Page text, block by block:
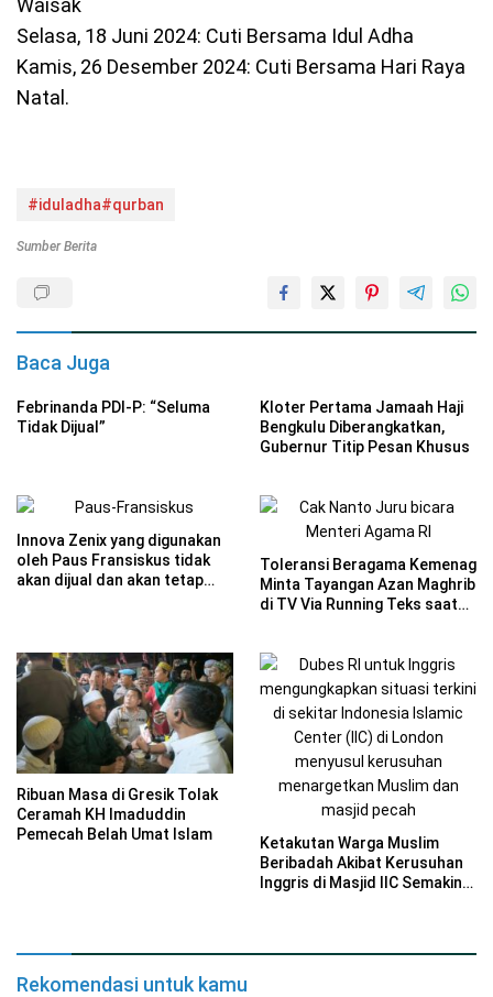
Waisak
Selasa, 18 Juni 2024: Cuti Bersama Idul Adha
Kamis, 26 Desember 2024: Cuti Bersama Hari Raya
Natal.
#iduladha#qurban
Sumber Berita
Baca Juga
Febrinanda PDI-P: “Seluma
Tidak Dijual”
Kloter Pertama Jamaah Haji
Bengkulu Diberangkatkan,
Gubernur Titip Pesan Khusus
Innova Zenix yang digunakan
oleh Paus Fransiskus tidak
akan dijual dan akan tetap
Toleransi Beragama Kemenag
Minta Tayangan Azan Maghrib
di TV Via Running Teks saat
Ribuan Masa di Gresik Tolak
Ceramah KH Imaduddin
Pemecah Belah Umat Islam
Ketakutan Warga Muslim
Beribadah Akibat Kerusuhan
Inggris di Masjid IIC Semakin
Rekomendasi untuk kamu